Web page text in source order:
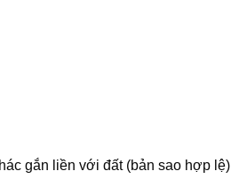
gắn liền với đất (bản sao hợp lệ)